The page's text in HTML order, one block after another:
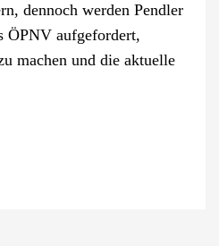
dennoch werden Pendler
ÖPNV aufgefordert,
machen und die aktuelle